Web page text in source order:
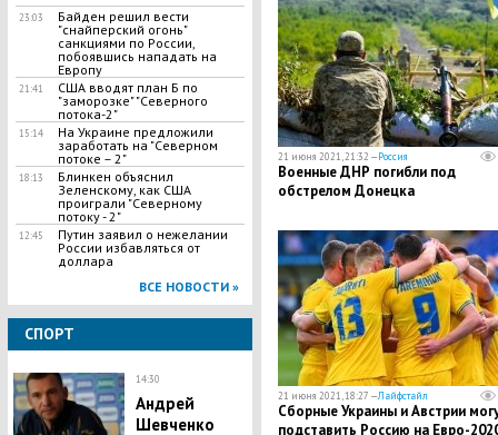
23:03
Байден решил вести
"снайперский огонь"
санкциями по России,
побоявшись нападать на
Европу
21:41
США вводят план Б по
"заморозке" "Северного
потока-2"
15:14
На Украине предложили
заработать на "Северном
потоке – 2"
18:13
Блинкен объяснил
Зеленскому, как США
проиграли "Северному
потоку - 2"
12:45
Путин заявил о нежелании
России избавляться от
доллара
ВСЕ НОВОСТИ »
СПОРТ
14:30
Андрей
Шевченко
21 июня 2021, 21:32 —Россия
Военные ДНР погибли под
обстрелом Донецка
21 июня 2021, 18:27 —Лайфстайл
Сборные Украины и Австрии
подставить Россию на Евро-